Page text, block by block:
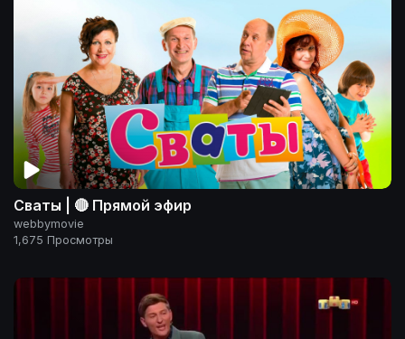
Сваты | 🔴 Прямой эфир
webbymovie
1,675 Просмотры